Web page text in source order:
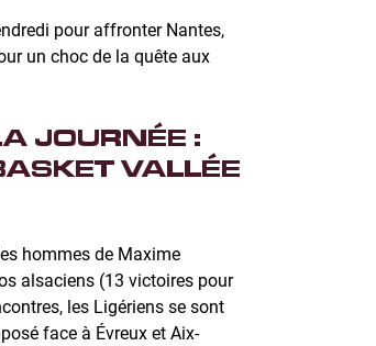
pour affronter Nantes,
un choc de la quête aux
JOURNÉE :
VALLÉE
hommes de Maxime
alsaciens (13 victoires pour
les Ligériens se sont
face à Évreux et Aix-